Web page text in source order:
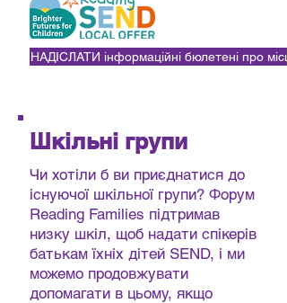
НАДІСЛАТИ інформаційні бюлетені про
Шкільні групи
Чи хотіли б ви приєднатися до
існуючої шкільної групи? Форум
Reading Families підтримав
низку шкіл, щоб надати спікерів
батькам їхніх дітей SEND, і ми
можемо продовжувати
допомагати в цьому, якщо